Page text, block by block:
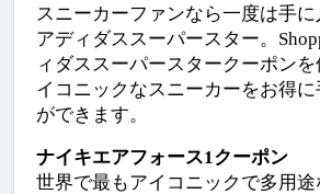
スニーカーファンなら一度は手
アディダススーパースター。
ィダススーパースタークーポン
イコニックなスニーカーをお得
ができます。
ナイキエアフォース1クーポン
世界で最もアイコニックで多用途